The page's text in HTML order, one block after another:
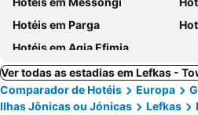
Hotéis em Parga
Hotéis em Agia Efimia
Ver todas as estadias em Lefkas -
Comparador de Hotéis
Europa
Ilhas Jônicas ou Jónicas
Lefkas